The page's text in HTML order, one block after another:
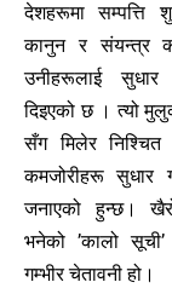
देशहरूमा सम्पत्ति
कानुन र संयन्त्र
उनीहरूलाई सुधार
दिइएको छ । त्यो
सँग मिलेर निश्चित
कमजोरीहरू सुधार
जनाएको हुन्छ।
भनेको ’कालो सूची’
गम्भीर चेतावनी हो।